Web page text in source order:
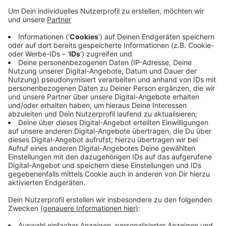
Veröffentlicht:Dienstag, 26.11.2019 15:35
Anzeige
Zur Begründung hieß es: Sie stärken das jüdische
Leben in Köln und tragen zur Verständigung von
jüdischen Einwanderern und nichtjüdischen Kölner bei.
Die Synagogen-Gemeinde Köln hat heute rund 5.000
Mitglieder. Viele eingewanderte russischsprachige
Juden leben in Porz und Chorweiler.
Anzeige